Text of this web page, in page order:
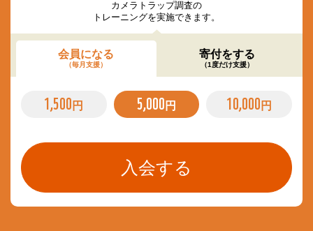
カメラトラップ調査の
トレーニングを実施できます。
会員になる
（毎月支援）
寄付をする
（1度だけ支援）
1,500 円 5,000 円 10,000 円